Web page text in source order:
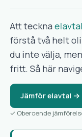
Att teckna
förstå två helt
du inte välja,
fritt. Så här
Jämför elavtal →
✓ Oberoende